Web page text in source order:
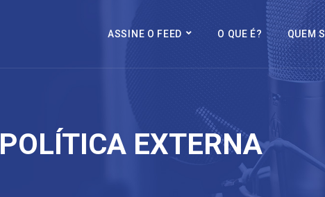
ASSINE O FEED O QUE É? QUEM
POLÍTICA EXTERNA